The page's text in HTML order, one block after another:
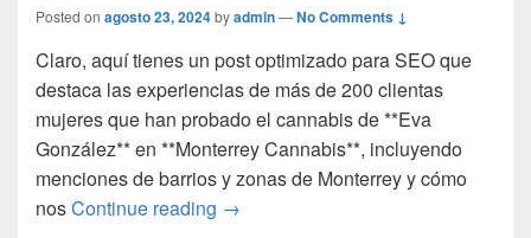
Posted on agosto 23, 2024byadmin—No Comments ↓
Claro, aquí tienes un post optimizado para SEO que
destaca las experiencias de más de 200 clientas
mujeres que han probado el cannabis de **Eva
González** en **Monterrey Cannabis**, incluyendo
menciones de barrios y zonas de Monterrey y cómo
nosContinue reading ## Más de 200 Clientas Felices en
→